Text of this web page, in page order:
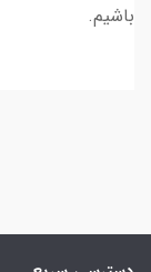
باشیم.